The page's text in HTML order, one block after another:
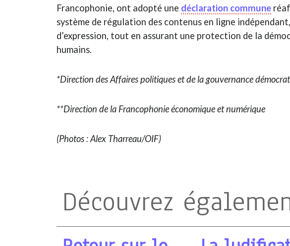
Francophonie, ont adopté une déclaration commune
système de régulation des contenus en ligne
d’expression, tout en assurant une protection de la
humains.
*Direction des Affaires politiques et de la gouvernance
**Direction de la Francophonie économique et numérique
(Photos : Alex Tharreau/OIF)
Découvrez